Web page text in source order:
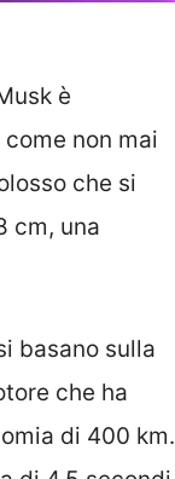
è
non mai
che si
cm, una
basano sulla
che ha
di 400 km.